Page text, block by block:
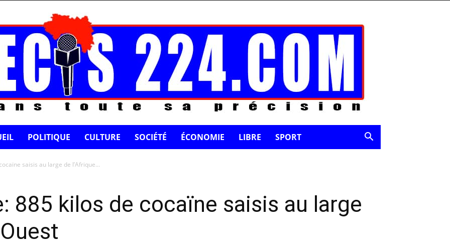
POLITIQUE CULTURE SOCIÉTÉ ÉCONOMIE LIBRE SPORT
saisis au large de l’Afrique...
885 kilos de cocaïne saisis au large